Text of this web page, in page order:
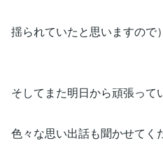
揺られていたと思いますので）
そしてまた明日から頑張って
色々な思い出話も聞かせてく